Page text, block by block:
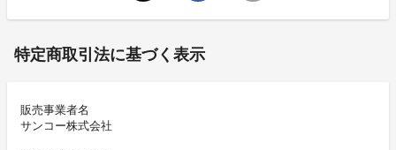
特定商取引法に基づく表示
販売事業者名
サンコー株式会社